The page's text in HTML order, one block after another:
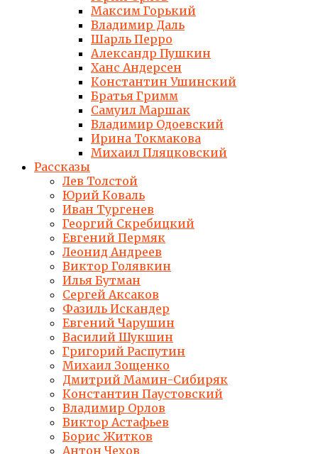
Максим Горький
Владимир Даль
Шарль Перро
Александр Пушкин
Ханс Андерсен
Константин Ушинский
Братья Гримм
Самуил Маршак
Владимир Одоевский
Ирина Токмакова
Михаил Пляцковский
Рассказы
Лев Толстой
Юрий Коваль
Иван Тургенев
Георгий Скребицкий
Евгений Пермяк
Леонид Андреев
Виктор Голявкин
Илья Бутман
Сергей Аксаков
Фазиль Искандер
Евгений Чарушин
Василий Шукшин
Григорий Распутин
Михаил Зощенко
Дмитрий Мамин-Сибиряк
Константин Паустовский
Владимир Орлов
Виктор Астафьев
Борис Житков
Антон Чехов